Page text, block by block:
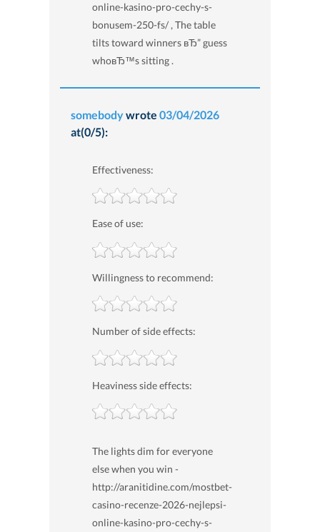
online-kasino-pro-cechy-s-
bonusem-250-fs/ , The table
tilts toward winners вЂ” guess
whoвЂ™s sitting .
somebodywrote 03/04/2026
at(0/5):
Effectiveness:
Ease of use:
Willingness to recommend:
Number of side effects:
Heaviness side effects:
The lights dim for everyone
else when you win -
http://aranitidine.com/mostbet-
casino-recenze-2026-nejlepsi-
online-kasino-pro-cechy-s-